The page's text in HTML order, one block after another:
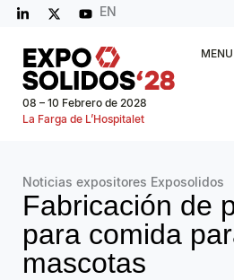
EN
08 – 10 Febrero de 2028
La Farga de L’Hospitalet
MENU
Noticias expositores Exposolidos
Fabricación de
para comida
mascotas